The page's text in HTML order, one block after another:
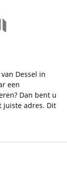
Dessel in
een
Dan bent u
juiste adres. Dit